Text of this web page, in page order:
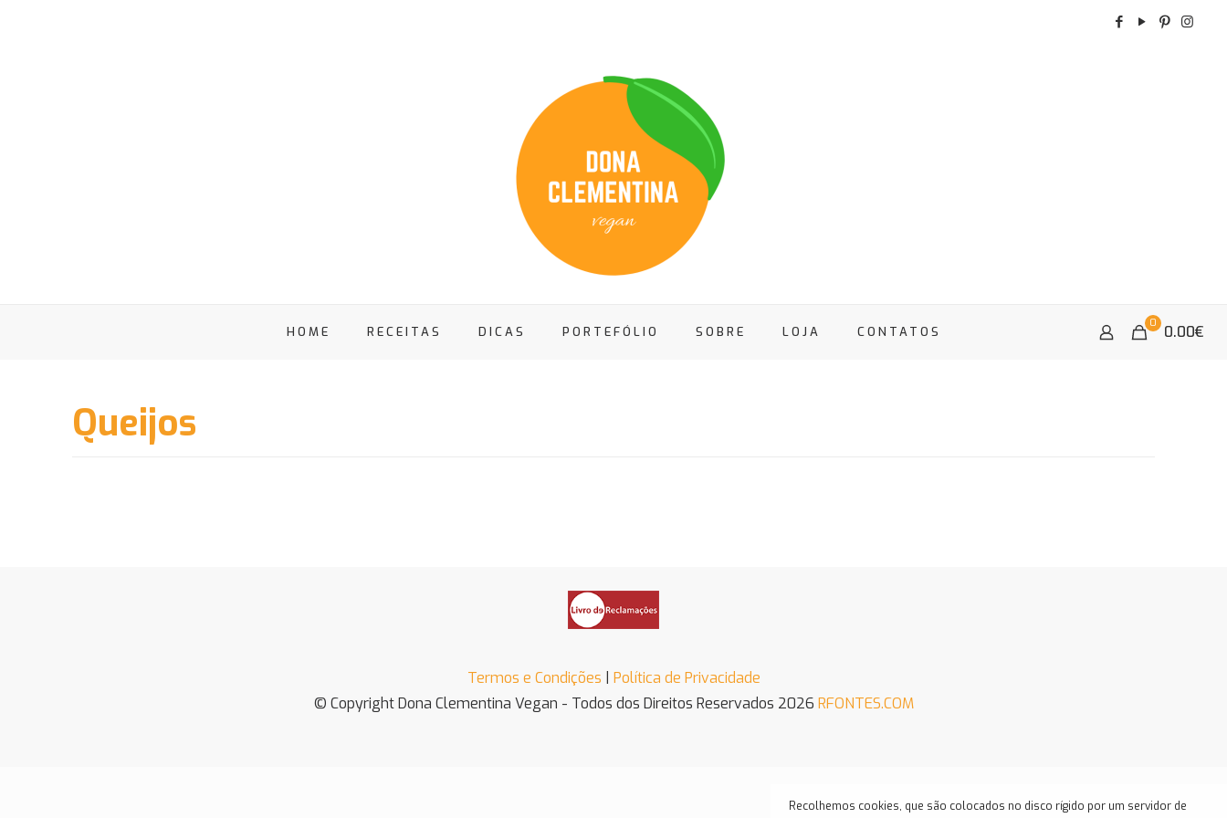
HOME RECEITAS DICAS PORTEFÓLIO SOBRE LOJA CONTATOS
0 0.00€
Queijos
Termos e Condições | Política de Privacidade
© Copyright Dona Clementina Vegan - Todos dos Direitos Reservados 2026 RFONTES.COM
Recolhemos cookies, que são colocados no disco rígido por um servidor de